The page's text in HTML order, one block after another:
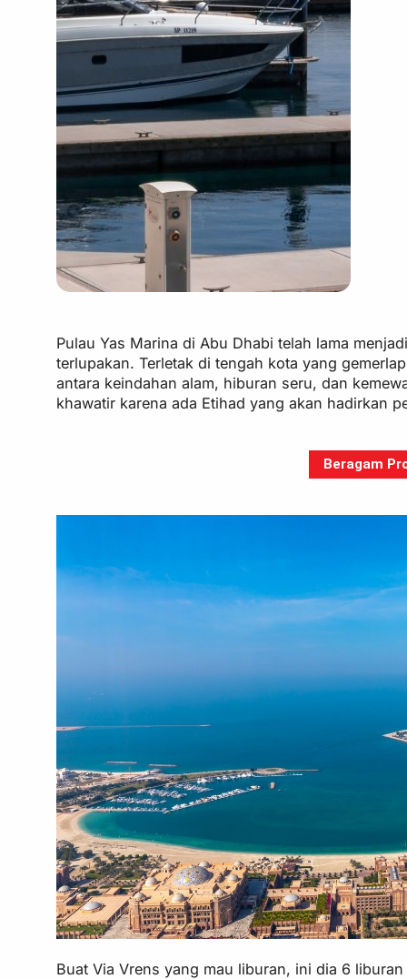
Pulau Yas Marina di Abu Dhabi telah lama
terlupakan. Terletak di tengah kota yang
antara keindahan alam, hiburan seru, dan
khawatir karena ada Etihad yang akan hadirkan
Beragam
Buat Via Vrens yang mau liburan, ini dia 6